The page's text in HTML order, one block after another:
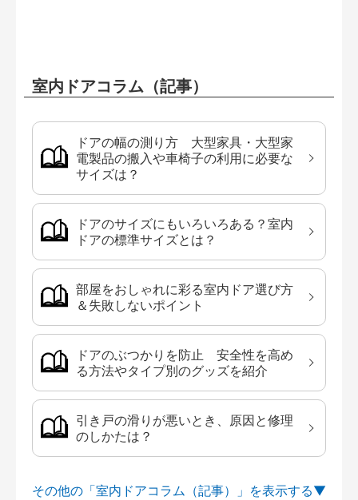
室内ドアコラム（記事）
ドアの幅の測り方 大型家具・大型家
電製品の搬入や車椅子の利用に必要な
サイズは？
ドアのサイズにもいろいろある？室内
ドアの標準サイズとは？
部屋をおしゃれに彩る室内ドア選び方
＆失敗しないポイント
ドアのぶつかりを防止 安全性を高め
る方法やタイプ別のグッズを紹介
引き戸の滑りが悪いとき、原因と修理
のしかたは？
その他の「室内ドアコラム（記事）」を